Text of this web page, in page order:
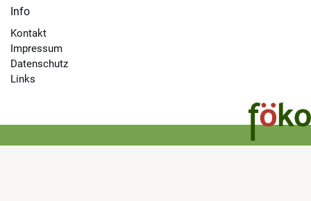
Info
Kontakt
Impressum
Datenschutz
Links